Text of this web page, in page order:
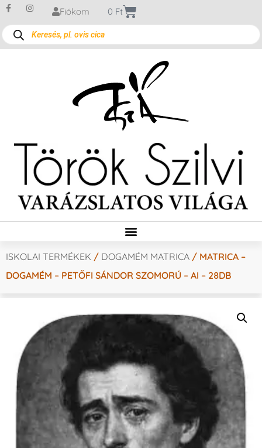
Fiókom 0 Ft
ISKOLAI TERMÉKEK / DOGAMÉM MATRICA / MATRICA –
DOGAMÉM – PETŐFI SÁNDOR SZOMORÚ – AI – 28DB